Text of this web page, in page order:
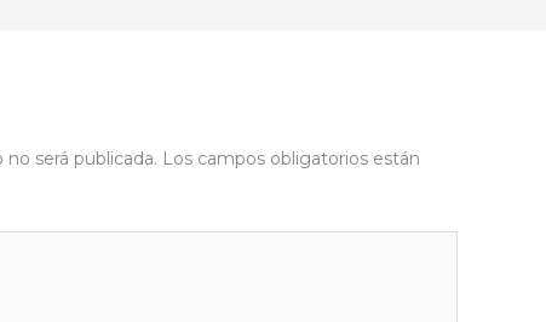
será publicada. Los campos obligatorios están